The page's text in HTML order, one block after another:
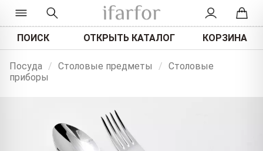
ПОИСК ОТКРЫТЬ КАТАЛОГ КОРЗИНА
Посуда / Столовые предметы / Столовые
приборы